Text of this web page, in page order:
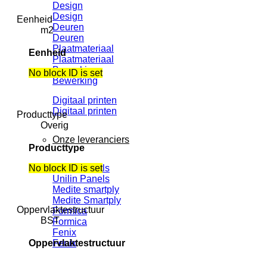
Design
Design
Deuren
Deuren
Plaatmateriaal
Plaatmateriaal
Bewerking
Bewerking
Digitaal printen
Digitaal printen
Onze leveranciers
Unilin Panels
Unilin Panels
Medite smartply
Medite Smartply
Formica
Formica
Fenix
Fenix
Eenheid
m2
Eenheid
No block ID is set
Producttype
Overig
Producttype
No block ID is set
Oppervlaktestructuur
BST
Oppervlaktestructuur